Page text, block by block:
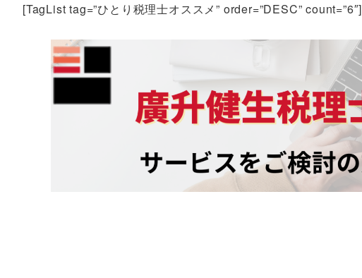
[TagList tag=”ひとり税理士オススメ” order=”DESC” count=”6″]